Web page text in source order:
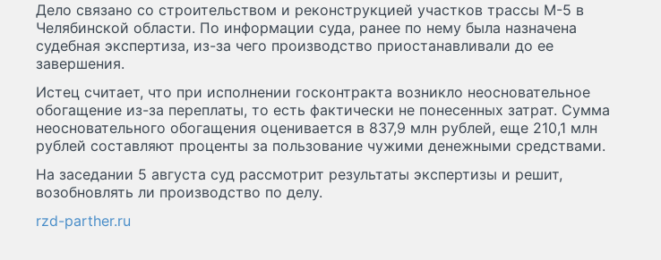
Дело связано со строительством и реконструкцией участков трассы М-5 в
Челябинской области. По информации суда, ранее по нему была назначена
судебная экспертиза, из-за чего производство приостанавливали до ее
завершения.
Истец считает, что при исполнении госконтракта возникло неосновательное
обогащение из-за переплаты, то есть фактически не понесенных затрат. Сумма
неосновательного обогащения оценивается в 837,9 млн рублей, еще 210,1 млн
рублей составляют проценты за пользование чужими денежными средствами.
На заседании 5 августа суд рассмотрит результаты экспертизы и решит,
возобновлять ли производство по делу.
rzd-parther.ru